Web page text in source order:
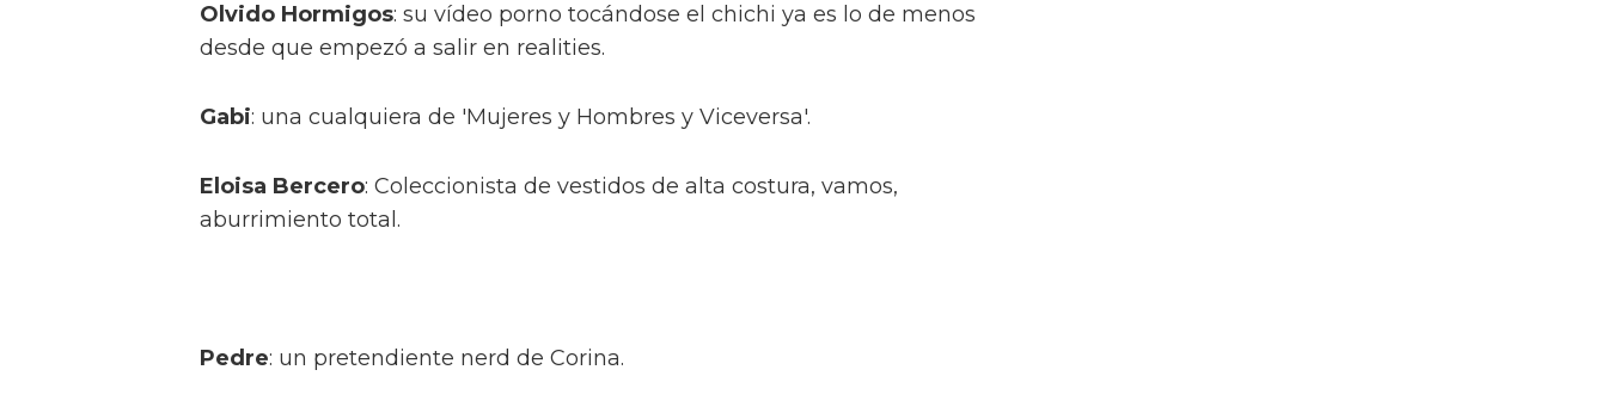
Olvido Hormigos: su vídeo porno tocándose el chichi ya es lo de menos
desde que empezó a salir en realities.
Gabi: una cualquiera de 'Mujeres y Hombres y Viceversa'.
Eloisa Bercero: Coleccionista de vestidos de alta costura, vamos,
aburrimiento total.
Pedre: un pretendiente nerd de Corina.